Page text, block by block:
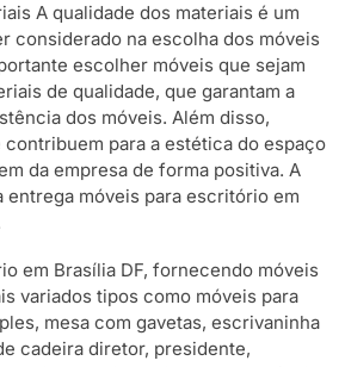
A qualidade dos materiais é um
considerado na escolha dos móveis
escolher móveis que sejam
de qualidade, que garantam a
dos móveis. Além disso,
contribuem para a estética do espaço
da empresa de forma positiva. A
entrega móveis para escritório em
em Brasília DF, fornecendo móveis
variados tipos como móveis para
mesa com gavetas, escrivaninha
cadeira diretor, presidente,